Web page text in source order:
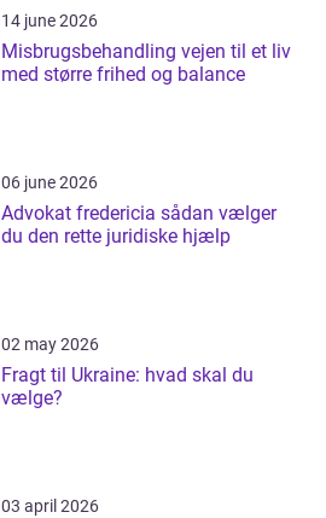
14 june 2026
Misbrugsbehandling vejen til et liv
med større frihed og balance
06 june 2026
Advokat fredericia sådan vælger
du den rette juridiske hjælp
02 may 2026
Fragt til Ukraine: hvad skal du
vælge?
03 april 2026